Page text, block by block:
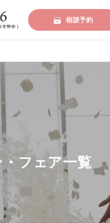
相談予約
フェア一覧